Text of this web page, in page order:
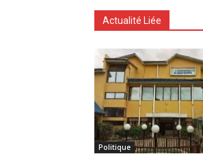
Actualité Liée
Politique